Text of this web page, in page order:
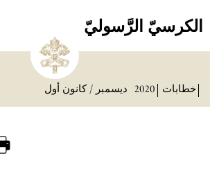
الكرسيّ الرَّسوليّ
خطابات 2020 ديسمبر / كانون أول